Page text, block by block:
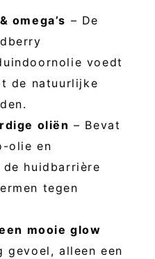
omega’s – De
voedt
de natuurlijke
oliën – Bevat
olie en
huidbarrière
tegen
mooie glow
gevoel, alleen een